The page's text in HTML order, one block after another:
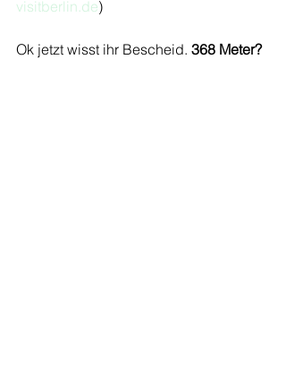
visitberlin.de)
Ok jetzt wisst ihr Bescheid. 368 Meter?